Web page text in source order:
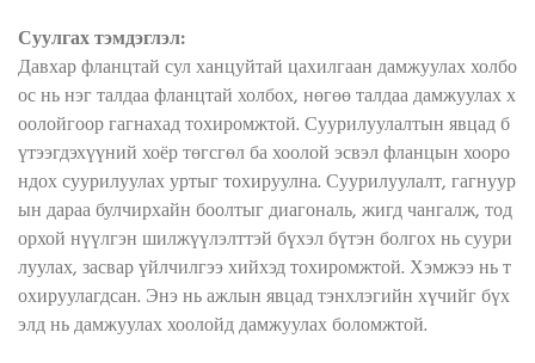
Суулгах тэмдэглэл:
Давхар фланцтай сул ханцуйтай цахилгаан дамжуулах холбо
ос нь нэг талдаа фланцтай холбох, нөгөө талдаа дамжуулах х
оолойгоор гагнахад тохиромжтой. Суурилуулалтын явцад б
үтээгдэхүүний хоёр төгсгөл ба хоолой эсвэл фланцын хооро
ндох суурилуулах уртыг тохируулна. Суурилуулалт, гагнуур
ын дараа булчирхайн боолтыг диагональ, жигд чангалж, тод
орхой нүүлгэн шилжүүлэлттэй бүхэл бүтэн болгох нь суури
луулах, засвар үйлчилгээ хийхэд тохиромжтой. Хэмжээ нь т
охируулагдсан. Энэ нь ажлын явцад тэнхлэгийн хүчийг бүх
элд нь дамжуулах хоолойд дамжуулах боломжтой.